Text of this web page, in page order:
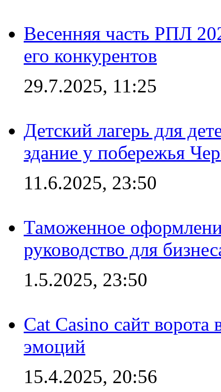
Весенняя часть РПЛ
его конкурентов
29.7.2025, 11:25
Детский лагерь для
здание у побережья
11.6.2025, 23:50
Таможенное
руководство для
1.5.2025, 23:50
Cat Casino сайт
эмоций
15.4.2025, 20:56